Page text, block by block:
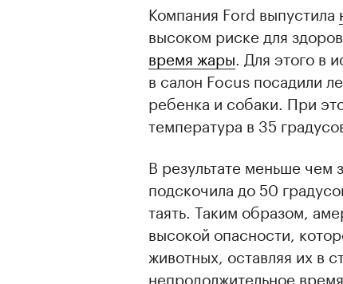
Компания Ford выпустила
высоком риске для
время жары. Для этого в
в салон Focus посадили
ребенка и собаки. При
температура в 35
В результате меньше чем
подскочила до 50
таять. Таким образом,
высокой опасности,
животных, оставляя их в
непродолжительное